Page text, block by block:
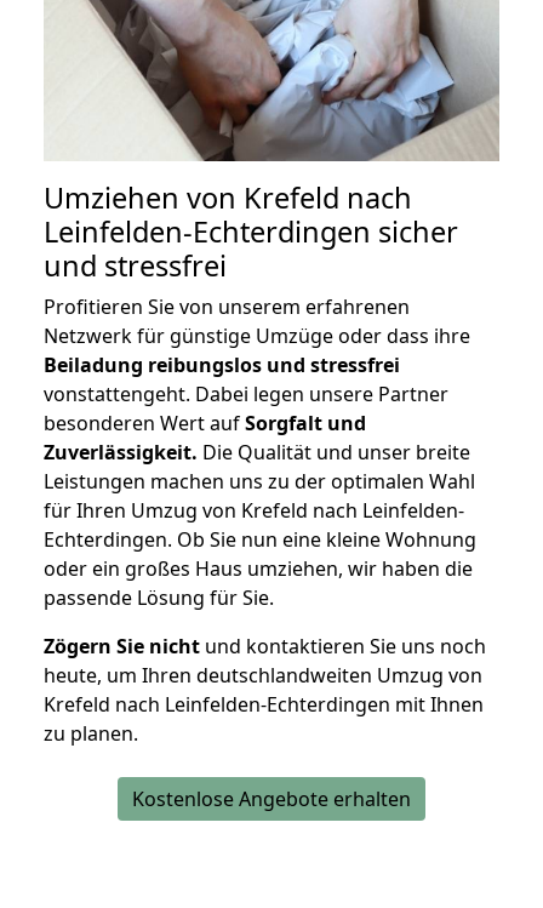
Umziehen von Krefeld nach
Leinfelden-Echterdingen sicher
und stressfrei
Profitieren Sie von unserem erfahrenen
Netzwerk für günstige Umzüge oder dass ihre
Beiladung reibungslos und stressfrei
vonstattengeht. Dabei legen unsere Partner
besonderen Wert aufSorgfalt und
Zuverlässigkeit. Die Qualität und unser breite
Leistungen machen uns zu der optimalen Wahl
für Ihren Umzug von Krefeld nach Leinfelden-
Echterdingen. Ob Sie nun eine kleine Wohnung
oder ein großes Haus umziehen, wir haben die
passende Lösung für Sie.
Zögern Sie nicht und kontaktieren Sie uns noch
heute, um Ihren deutschlandweiten Umzug von
Krefeld nach Leinfelden-Echterdingen mit Ihnen
zu planen.
Kostenlose Angebote erhalten